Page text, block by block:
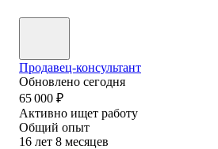
Продавец-консультант
Обновлено сегодня
65 000 ₽
Активно ищет работу
Общий опыт
16 лет 8 месяцев